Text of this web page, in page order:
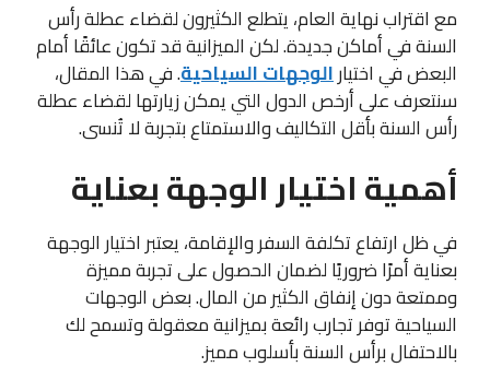
مع اقتراب نهاية العام، يتطلع الكثيرون لقضاء عطلة رأس
السنة في أماكن جديدة. لكن الميزانية قد تكون عائقًا أمام
البعض في اختيارالوجهات السياحية. في هذا المقال،
سنتعرف على أرخص الدول التي يمكن زيارتها لقضاء عطلة
رأس السنة بأقل التكاليف والاستمتاع بتجربة لا تُنسى.
أهمية اختيار الوجهة بعناية
في ظل ارتفاع تكلفة السفر والإقامة، يعتبر اختيار الوجهة
بعناية أمرًا ضروريًا لضمان الحصول على تجربة مميزة
وممتعة دون إنفاق الكثير من المال. بعض الوجهات
السياحية توفر تجارب رائعة بميزانية معقولة وتسمح لك
بالاحتفال برأس السنة بأسلوب مميز.